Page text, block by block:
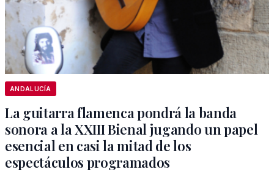
ANDALUCÍA
La guitarra flamenca pondrá la banda
sonora a la XXIII Bienal jugando un papel
esencial en casi la mitad de los
espectáculos programados